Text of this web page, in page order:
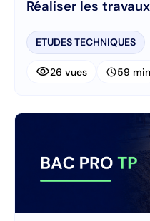
Réaliser les
ETUDES TECHNIQUES
visibility26 vues schedule59 min